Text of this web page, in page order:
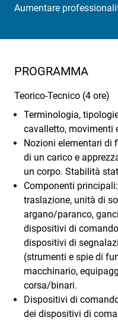
Aumentare
PROGRAMMA
Teorico-Tecnico (4 ore)
Terminologia,
cavalletto, movimenti
Nozioni elementari di
di un carico e
un corpo. Stabilità
Componenti
traslazione, unità di
argano/paranco,
dispositivi di
dispositivi di
(strumenti e spie di
macchinario,
corsa/binari.
Dispositivi di
dei dispositivi di